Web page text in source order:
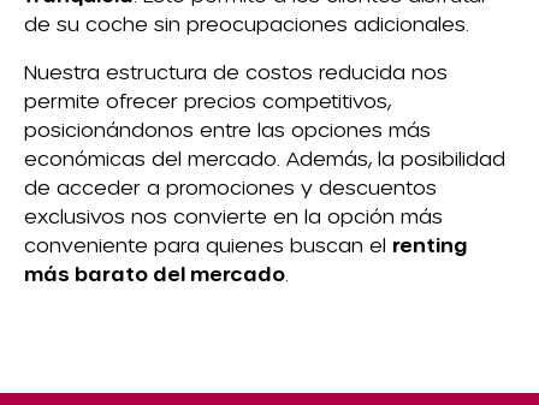
de su coche sin preocupaciones adicionales.
Nuestra estructura de costos reducida nos
permite ofrecer precios competitivos,
posicionándonos entre las opciones más
económicas del mercado. Además, la posibilidad
de acceder a promociones y descuentos
exclusivos nos convierte en la opción más
conveniente para quienes buscan el renting
más barato del mercado